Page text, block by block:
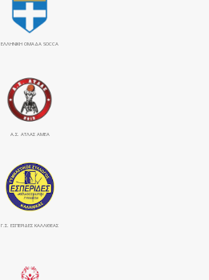
ΕΛΛΗΝΙΚΗ ΟΜΑΔΑ SOCCA
Α.Σ. ΑΤΛΑΣ ΑΜΕΑ
Γ.Σ. ΕΣΠΕΡΙΔΕΣ ΚΑΛΛΙΘΕΑΣ